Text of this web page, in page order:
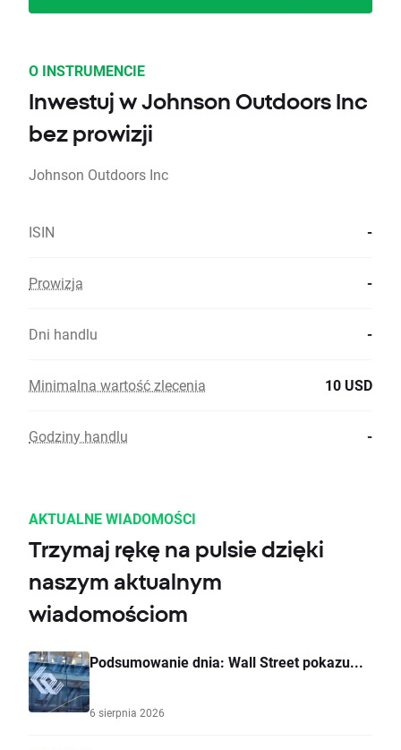
O INSTRUMENCIE
Inwestuj w Johnson Outdoors Inc
bez prowizji
Johnson Outdoors Inc
ISIN -
Prowizja -
Dni handlu -
Minimalna wartość zlecenia 10 USD
Godziny handlu -
AKTUALNE WIADOMOŚCI
Trzymaj rękę na pulsie dzięki
naszym aktualnym
wiadomościom
Podsumowanie dnia: Wall Street pokazu...
6 sierpnia 2026